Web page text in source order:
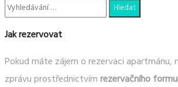
Jak rezervovat
Pokud máte zájem o rezervaci apartmánu,
zprávu prostřednictvímrezervačního